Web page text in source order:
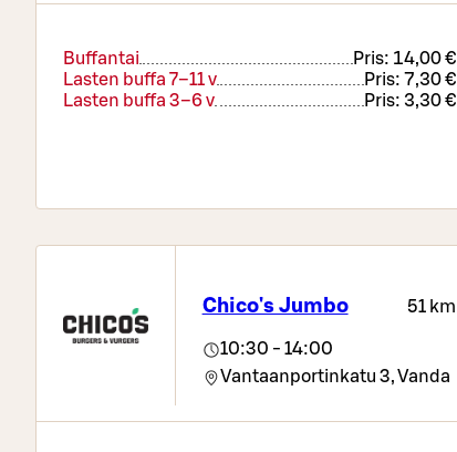
Buffantai Pris: 14,00 €
Lasten buffa 7–11 v
Pris:7,30 €
Lasten buffa 3–6 v
Pris: 3,30 €
Chico's Jumbo 51 km
10:30 - 14:00
Vantaanportinkatu 3,Vanda